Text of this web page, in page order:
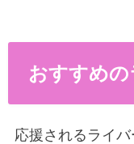
おすすめ
応援されるライ